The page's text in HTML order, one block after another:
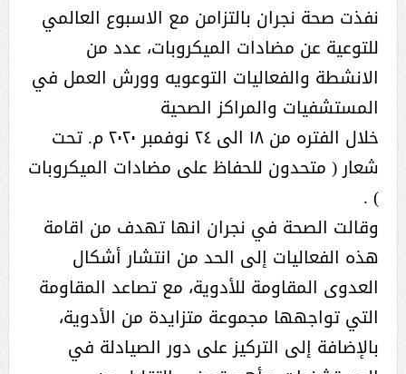
نفذت صحة نجران بالتزامن مع الاسبوع العالمي
للتوعية عن مضادات الميكروبات، عدد من
الانشطة والفعاليات التوعويه وورش العمل في
المستشفيات والمراكز الصحية
خلال الفتره من ١٨ الى ٢٤ نوفمبر ٢٠٢٠ م. تحت
شعار ( متحدون للحفاظ على مضادات الميكروبات
) .
وقالت الصحة في نجران انها تهدف من اقامة
هذه الفعاليات إلى الحد من انتشار أشكال
العدوى المقاومة للأدوية، مع تصاعد المقاومة
التي تواجهها مجموعة متزايدة من الأدوية،
بالإضافة إلى التركيز على دور الصيادلة في